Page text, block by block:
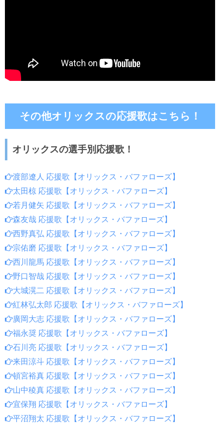
その他オリックスの応援歌はこちら！
オリックスの選手別応援歌！
渡部遼人 応援歌【オリックス・バファローズ】
太田椋 応援歌【オリックス・バファローズ】
若月健矢 応援歌【オリックス・バファローズ】
森友哉 応援歌【オリックス・バファローズ】
西野真弘 応援歌【オリックス・バファローズ】
宗佑磨 応援歌【オリックス・バファローズ】
西川龍馬 応援歌【オリックス・バファローズ】
野口智哉 応援歌【オリックス・バファローズ】
大城滉二 応援歌【オリックス・バファローズ】
紅林弘太郎 応援歌【オリックス・バファローズ】
廣岡大志 応援歌【オリックス・バファローズ】
福永奨 応援歌【オリックス・バファローズ】
石川亮 応援歌【オリックス・バファローズ】
来田涼斗 応援歌【オリックス・バファローズ】
頓宮裕真 応援歌【オリックス・バファローズ】
山中稜真 応援歌【オリックス・バファローズ】
宜保翔 応援歌【オリックス・バファローズ】
平沼翔太 応援歌【オリックス・バファローズ】